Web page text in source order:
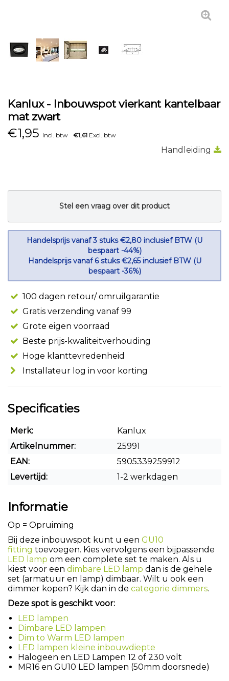
Kanlux - Inbouwspot vierkant kantelbaar
mat zwart
€1,95 Incl. btw €1,61 Excl. btw
Handleiding
Stel een vraag over dit product
Handelsprijs vanaf 3 stuks €2,80 inclusief BTW (U
bespaart -44%)
Handelsprijs vanaf 6 stuks €2,65 inclusief BTW (U
bespaart -36%)
100 dagen retour/ omruilgarantie
Gratis verzending vanaf 99
Grote eigen voorraad
Beste prijs-kwaliteitverhouding
Hoge klanttevredenheid
Installateur log in voor korting
Specificaties
Merk:
Kanlux
Artikelnummer:
25991
EAN:
5905339259912
Levertijd:
1-2 werkdagen
Informatie
Op = Opruiming
Bij deze inbouwspot kunt u een GU10
fitting toevoegen. Kies vervolgens een bijpassende
LED lamp om een complete set te maken. Als u
kiest voor een dimbare LED lamp dan is de gehele
set (armatuur en lamp) dimbaar. Wilt u ook een
dimmer kopen? Kijk dan in de categorie dimmers.
Deze spot is geschikt voor:
LED lampen
Dimbare LED lampen
Dim to Warm LED lampen
LED lampen kleine inbouwdiepte
Halogeen en LED Lampen 12 of 230 volt
MR16 en GU10 LED lampen (50mm doorsnede)